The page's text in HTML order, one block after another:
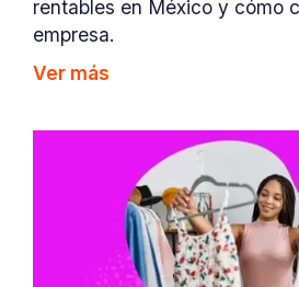
rentables en México y cómo
empresa.
Ver más